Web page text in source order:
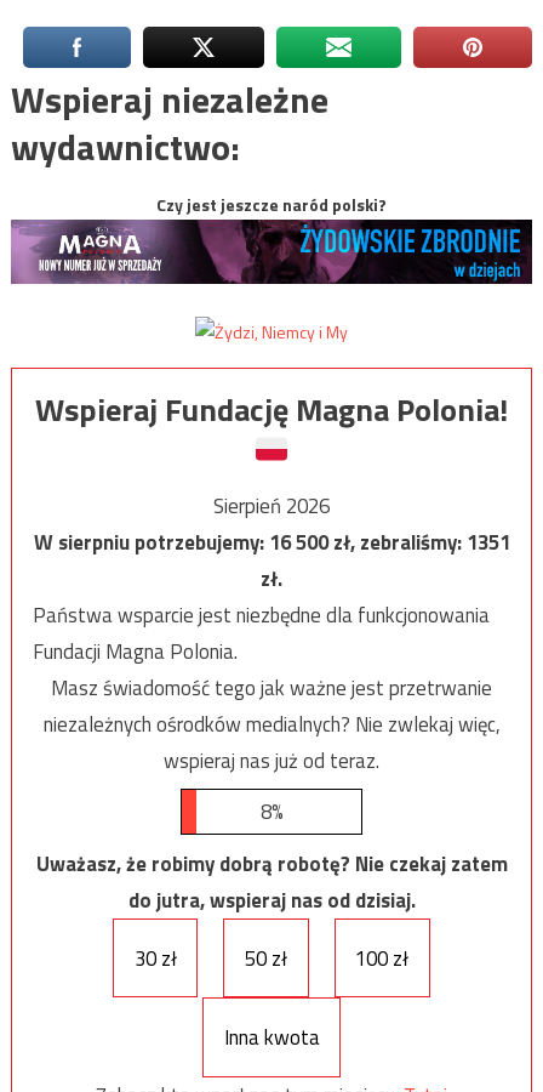
Wspieraj niezależne
wydawnictwo:
Czy jest jeszcze naród polski?
Wspieraj Fundację Magna Polonia!
Sierpień 2026
W sierpniu potrzebujemy:16 500zł, zebraliśmy:1351
zł.
Państwa wsparcie jest niezbędne dla funkcjonowania
Fundacji Magna Polonia.
Masz świadomość tego jak ważne jest przetrwanie
niezależnych ośrodków medialnych? Nie zwlekaj więc,
wspieraj nas już od teraz.
8%
Uważasz, że robimy dobrą robotę? Nie czekaj zatem
do jutra, wspieraj nas od dzisiaj.
30 zł
50 zł 100 zł
Inna kwota